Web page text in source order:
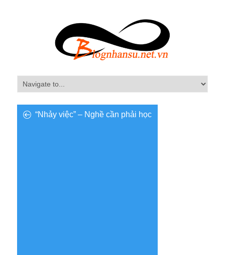
“Nhảy việc” – Nghề cần phải học